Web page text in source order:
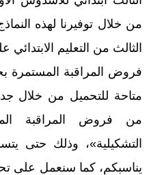
من خلال توفيرنا لهذه
الثالث من التعليم
فروض المراقبة المستمرة
متاحة للتحميل من خلال
من فروض المراقبة
التشكيلية»، وذلك حتى
يناسبكم، كما سنعمل على